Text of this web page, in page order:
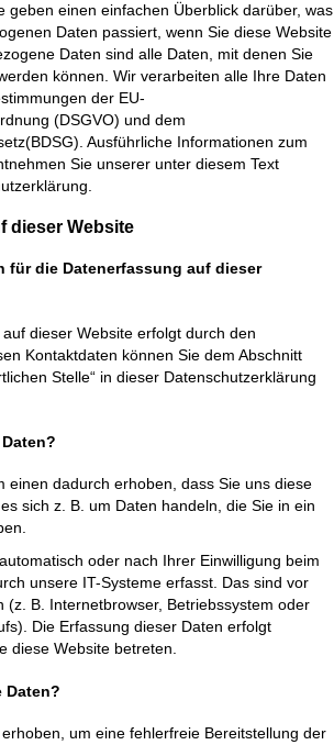
geben einen einfachen Überblick darüber, was
Daten passiert, wenn Sie diese Website
Daten sind alle Daten, mit denen Sie
können. Wir verarbeiten alle Ihre Daten
der EU-
(DSGVO) und dem
Ausführliche Informationen zum
Sie unserer unter diesem Text
dieser Website
für die Datenerfassung auf dieser
dieser Website erfolgt durch den
Kontaktdaten können Sie dem Abschnitt
Stelle“ in dieser Datenschutzerklärung
einen dadurch erhoben, dass Sie uns diese
sich z. B. um Daten handeln, die Sie in ein
oder nach Ihrer Einwilligung beim
unsere IT-Systeme erfasst. Das sind vor
(z. B. Internetbrowser, Betriebssystem oder
Die Erfassung dieser Daten erfolgt
diese Website betreten.
Daten?
um eine fehlerfreie Bereitstellung der